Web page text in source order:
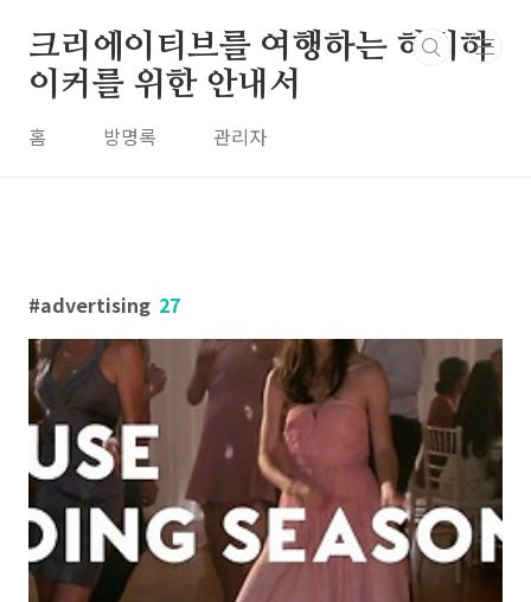
크리에이티브를 여행하는 히치하
이커를 위한 안내서
홈 방명록 관리자
advertising 27